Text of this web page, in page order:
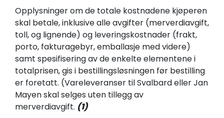
Opplysninger om de totale kostnadene kjøperen
skal betale, inklusive alle avgifter (merverdiavgift,
toll, og lignende) og leveringskostnader (frakt,
porto, fakturagebyr, emballasje med videre)
samt spesifisering av de enkelte elementene i
totalprisen, gis i bestillingsløsningen før bestilling
er foretatt. (Vareleveranser til Svalbard eller Jan
Mayen skal selges uten tillegg av
merverdiavgift. (1)